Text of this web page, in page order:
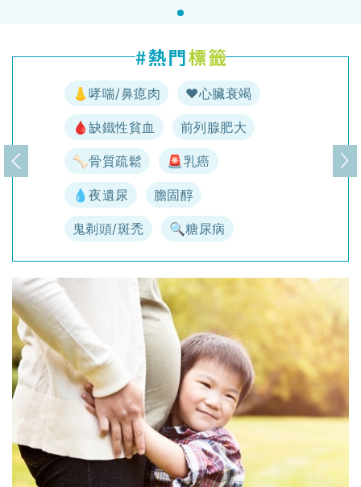
👃哮喘/鼻瘜肉 ♥️心臟衰竭
🩸缺鐵性貧血 前列腺肥大
🦴骨質疏鬆 🚨乳癌
💧夜遺尿 膽固醇
鬼剃頭/斑禿 🔍糖尿病
上一頁 下